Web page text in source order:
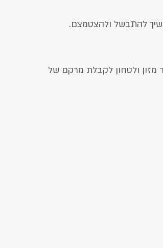
להתבשל ולהצטמצם.
מזון ולטחון לקבלת מרקם של